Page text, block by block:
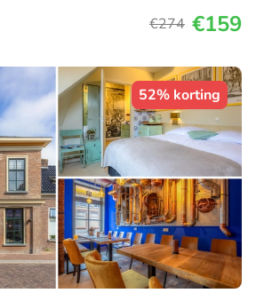
€274 €159
52% korting